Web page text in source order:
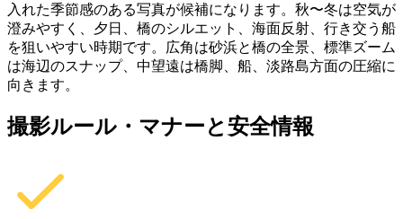
入れた季節感のある写真が候補になります。秋〜冬は空気が
澄みやすく、夕日、橋のシルエット、海面反射、行き交う船
を狙いやすい時期です。広角は砂浜と橋の全景、標準ズーム
は海辺のスナップ、中望遠は橋脚、船、淡路島方面の圧縮に
向きます。
撮影ルール・マナーと安全情報